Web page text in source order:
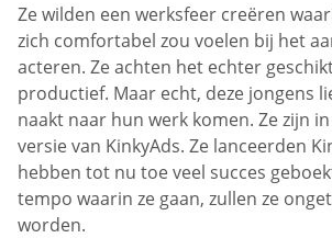
Ze wilden een werksfeer creëren
zich comfortabel zou voelen bij het
acteren. Ze achten het echter
productief. Maar echt, deze jongens
naakt naar hun werk komen. Ze zijn
versie van KinkyAds. Ze lanceerden
hebben tot nu toe veel succes
tempo waarin ze gaan, zullen ze
worden.